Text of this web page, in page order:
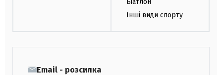
Біатлон
Інші види спорту
Email - розсилка